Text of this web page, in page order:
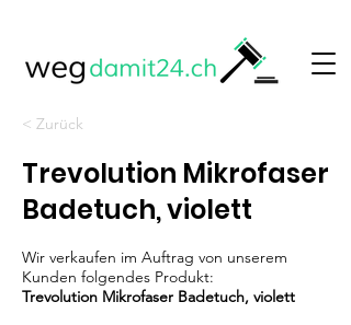
< Zurück
Trevolution Mikrofaser
Badetuch, violett
Wir verkaufen im Auftrag von unserem
Kunden folgendes Produkt:
Trevolution Mikrofaser Badetuch, violett